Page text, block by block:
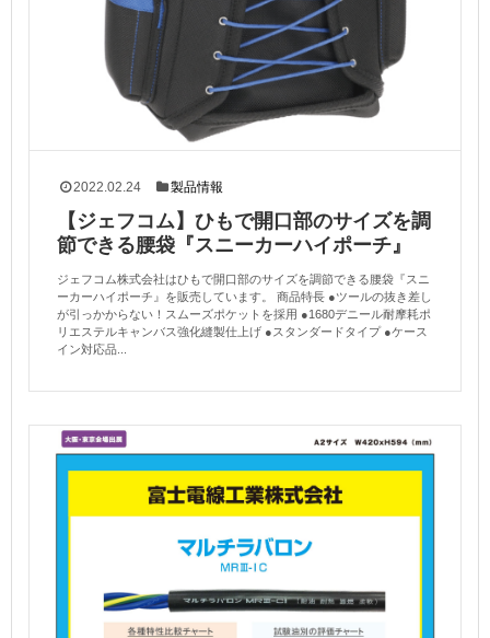
2022.02.24 製品情報
【ジェフコム】ひもで開口部のサイズを調
節できる腰袋『スニーカーハイポーチ』
ジェフコム株式会社はひもで開口部のサイズを調節できる腰袋『スニ
ーカーハイポーチ』を販売しています。 商品特長 ●ツールの抜き差し
が引っかからない！スムーズポケットを採用 ●1680デニール耐摩耗ポ
リエステルキャンバス強化縫製仕上げ ●スタンダードタイプ ●ケース
イン対応品...